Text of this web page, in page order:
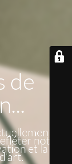
de
en
notre
et la